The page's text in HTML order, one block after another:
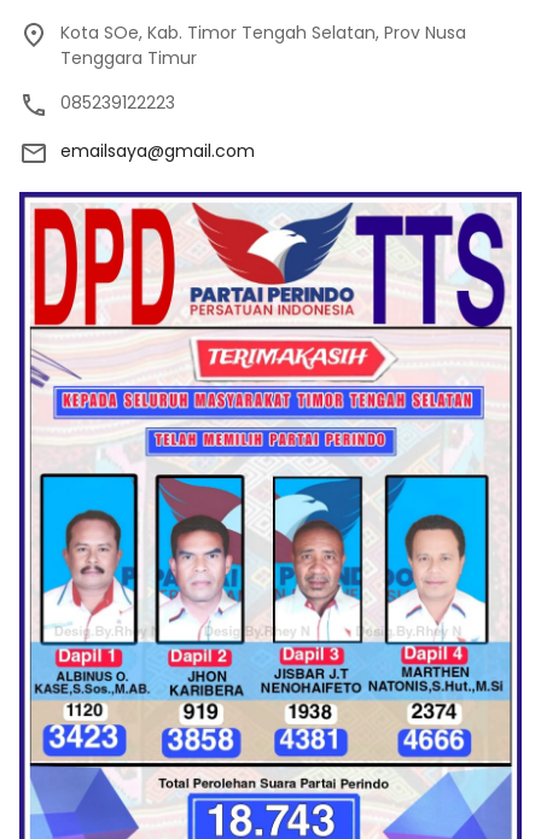
Kota SOe, Kab. Timor Tengah Selatan, Prov Nusa
Tenggara Timur
085239122223
emailsaya@gmail.com